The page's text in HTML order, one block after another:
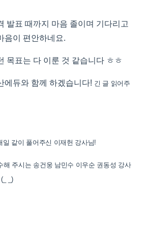
발표 때까지 마음 졸이며 기다리고
음이 편안하네요.
목표는 다 이룬 것 같습니다 ㅎㅎ
에듀와 함께 하겠습니다! 긴 글 읽어주
같이 풀어주신 이재헌 강사님!
해 주시는 송건웅 남민수 이우순 권동성 강사
_)